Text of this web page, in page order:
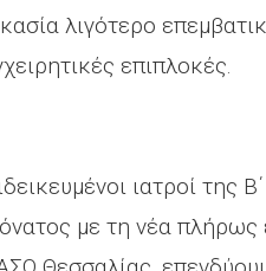
λιγότερο
επιπλοκές.
ιατροί
με τη νέα πλήρως